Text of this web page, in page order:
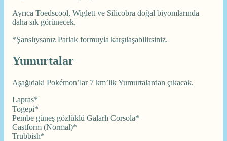
Ayrıca Toedscool, Wiglett ve Silicobra doğal biyomlarında
daha sık görünecek.
*Şanslıysanız Parlak formuyla karşılaşabilirsiniz.
Yumurtalar
Aşağıdaki Pokémon’lar 7 km’lik Yumurtalardan çıkacak.
Lapras*
Togepi*
Pembe güneş gözlüklü Galarlı Corsola*
Castform (Normal)*
Trubbish*